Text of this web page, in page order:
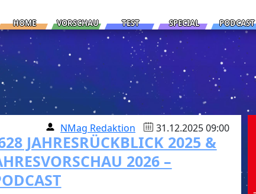
HOME VORSCHAU TEST SPECIAL PODCAST
NMag Redaktion 31.12.2025 09:00
JAHRESRÜCKBLICK 2025 &
2026 –